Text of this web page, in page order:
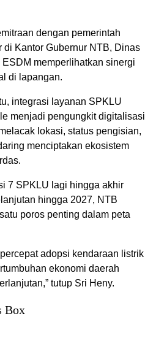
dengan pemerintah
Kantor Gubernur NTB, Dinas
memperlihatkan sinergi
di lapangan.
integrasi layanan SPKLU
menjadi pengungkit digitalisasi
lokasi, status pengisian,
menciptakan ekosistem
7 SPKLU lagi hingga akhir
hingga 2027, NTB
poros penting dalam peta
adopsi kendaraan listrik
ekonomi daerah
tutup Sri Heny.
Box